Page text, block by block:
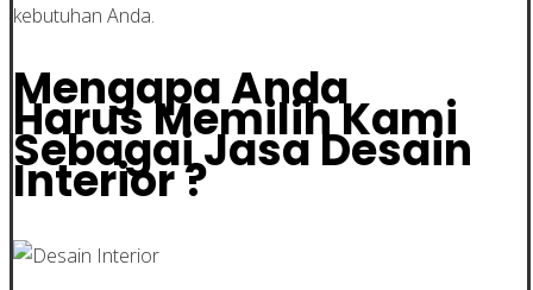
kebutuhan Anda.
Mengapa Anda
Harus Memilih Kami
Sebagai Jasa Desain
Interior ?